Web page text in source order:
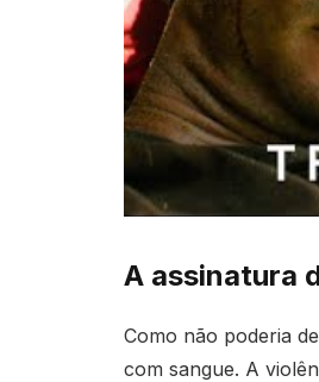
A assinatura
Como não poderia
com sangue. A